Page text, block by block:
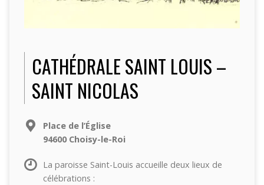
CATHÉDRALE SAINT LOUIS –
SAINT NICOLAS
Place de l’Église
94600 Choisy-le-Roi
La paroisse Saint-Louis accueille deux lieux de
célébrations :